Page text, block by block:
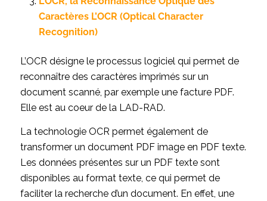
Caractères L’OCR (Optical Character
Recognition)
L’OCR désigne le processus logiciel qui permet de
reconnaître des caractères imprimés sur un
document scanné, par exemple une facture PDF.
Elle est au coeur de la LAD-RAD.
La technologie OCR permet également de
transformer un document PDF image en PDF texte.
Les données présentes sur un PDF texte sont
disponibles au format texte, ce qui permet de
faciliter la recherche d’un document. En effet, une